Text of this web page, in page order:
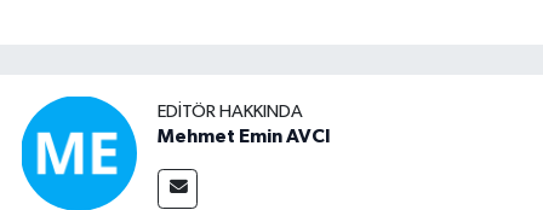
EDITÖR HAKKINDA
Mehmet Emin AVCI